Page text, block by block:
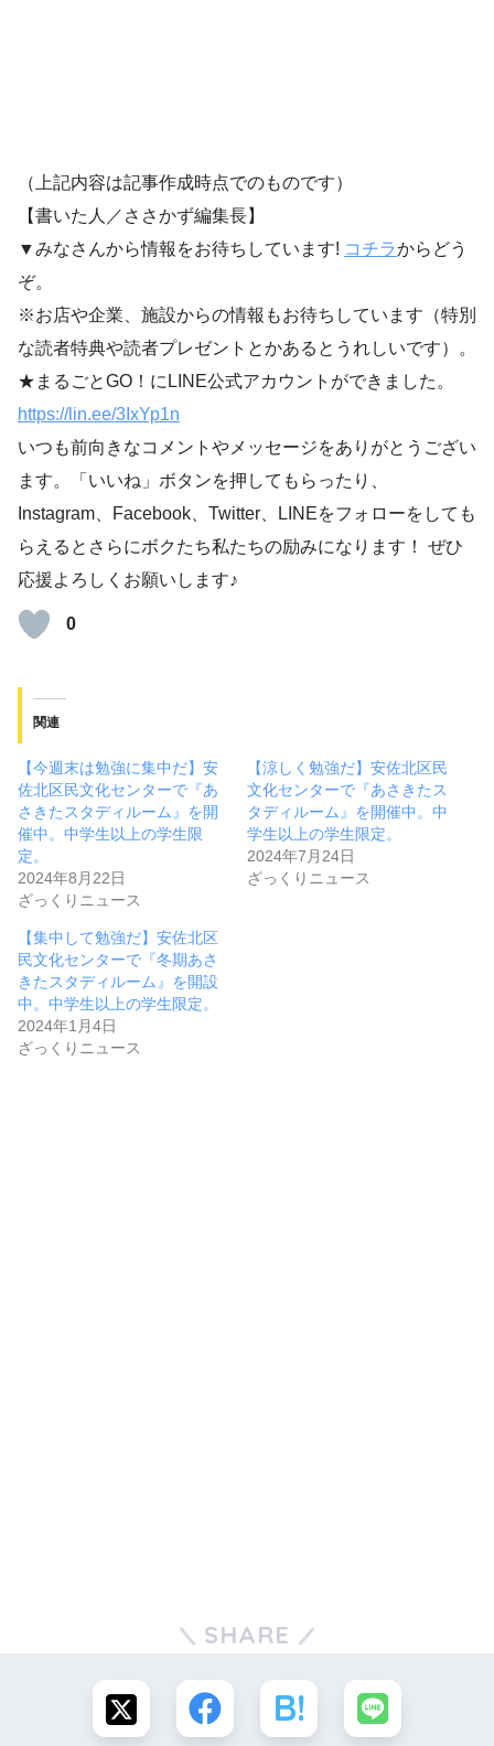
（上記内容は記事作成時点でのものです）
【書いた人／ささかず編集長】
▼みなさんから情報をお待ちしています! コチラからどう
ぞ。
※お店や企業、施設からの情報もお待ちしています（特別
な読者特典や読者プレゼントとかあるとうれしいです）。
★まるごとGO！にLINE公式アカウントができました。
https://lin.ee/3IxYp1n
いつも前向きなコメントやメッセージをありがとうござい
ます。「いいね」ボタンを押してもらったり、
Instagram、Facebook、Twitter、LINEをフォローをしても
らえるとさらにボクたち私たちの励みになります！ ぜひ
応援よろしくお願いします♪
0
関連
【今週末は勉強に集中だ】安
佐北区民文化センターで『あ
さきたスタディルーム』を開
催中。中学生以上の学生限
定。
2024年8月22日
ざっくりニュース
【涼しく勉強だ】安佐北区民
文化センターで『あさきたス
タディルーム』を開催中。中
学生以上の学生限定。
2024年7月24日
ざっくりニュース
【集中して勉強だ】安佐北区
民文化センターで『冬期あさ
きたスタディルーム』を開設
中。中学生以上の学生限定。
2024年1月4日
ざっくりニュース
SHARE